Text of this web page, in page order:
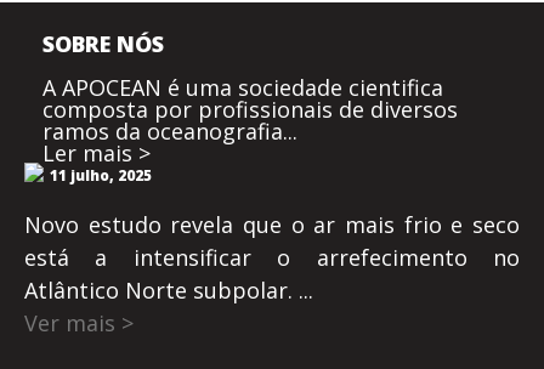
SOBRE NÓS
A APOCEAN é uma sociedade cientifica
composta por profissionais de diversos
ramos da oceanografia...
Ler mais >
11 julho, 2025
Novo estudo revela que o ar mais frio e seco
está a intensificar o arrefecimento no
Atlântico Norte subpolar. ...
Ver mais >